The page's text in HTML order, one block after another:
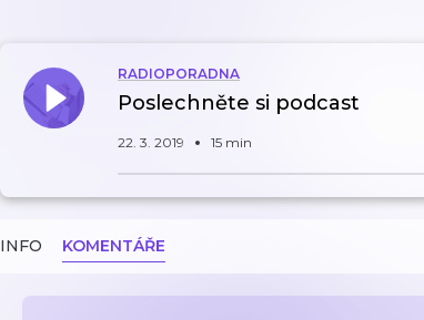
RADIOPORADNA
Poslechněte si podcast
22. 3. 2019 15 min
INFO KOMENTÁŘE